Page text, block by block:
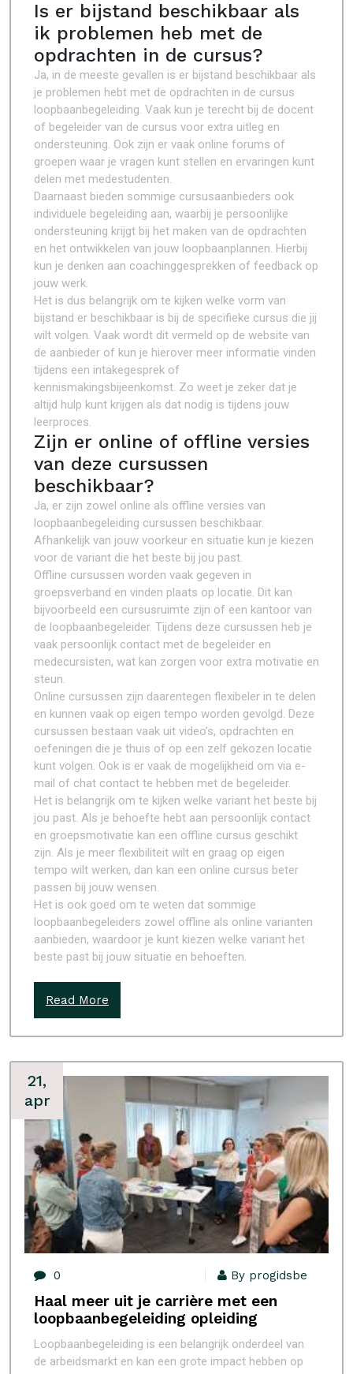
Is er bijstand beschikbaar als
ik problemen heb met de
opdrachten in de cursus?
Ja, in de meeste gevallen is er bijstand beschikbaar als
je problemen hebt met de opdrachten in de cursus
loopbaanbegeleiding. Vaak kun je terecht bij de docent
of begeleider van de cursus voor extra uitleg en
ondersteuning. Ook zijn er vaak online forums of
groepen waar je vragen kunt stellen en ervaringen kunt
delen met medestudenten.
Daarnaast bieden sommige cursusaanbieders ook
individuele begeleiding aan, waarbij je persoonlijke
ondersteuning krijgt bij het maken van de opdrachten
en het ontwikkelen van jouw loopbaanplannen. Hierbij
kun je denken aan coachinggesprekken of feedback op
jouw werk.
Het is dus belangrijk om te kijken welke vorm van
bijstand er beschikbaar is bij de specifieke cursus die jij
wilt volgen. Vaak wordt dit vermeld op de website van
de aanbieder of kun je hierover meer informatie vinden
tijdens een intakegesprek of
kennismakingsbijeenkomst. Zo weet je zeker dat je
altijd hulp kunt krijgen als dat nodig is tijdens jouw
leerproces.
Zijn er online of offline versies
van deze cursussen
beschikbaar?
Ja, er zijn zowel online als offline versies van
loopbaanbegeleiding cursussen beschikbaar.
Afhankelijk van jouw voorkeur en situatie kun je kiezen
voor de variant die het beste bij jou past.
Offline cursussen worden vaak gegeven in
groepsverband en vinden plaats op locatie. Dit kan
bijvoorbeeld een cursusruimte zijn of een kantoor van
de loopbaanbegeleider. Tijdens deze cursussen heb je
vaak persoonlijk contact met de begeleider en
medecursisten, wat kan zorgen voor extra motivatie en
steun.
Online cursussen zijn daarentegen flexibeler in te delen
en kunnen vaak op eigen tempo worden gevolgd. Deze
cursussen bestaan vaak uit video’s, opdrachten en
oefeningen die je thuis of op een zelf gekozen locatie
kunt volgen. Ook is er vaak de mogelijkheid om via e-
mail of chat contact te hebben met de begeleider.
Het is belangrijk om te kijken welke variant het beste bij
jou past. Als je behoefte hebt aan persoonlijk contact
en groepsmotivatie kan een offline cursus geschikt
zijn. Als je meer flexibiliteit wilt en graag op eigen
tempo wilt werken, dan kan een online cursus beter
passen bij jouw wensen.
Het is ook goed om te weten dat sommige
loopbaanbegeleiders zowel offline als online varianten
aanbieden, waardoor je kunt kiezen welke variant het
beste past bij jouw situatie en behoeften.
Read More
21,
apr
0 By progidsbe
Haal meer uit je carrière met een
loopbaanbegeleiding opleiding
Loopbaanbegeleiding is een belangrijk onderdeel van
de arbeidsmarkt en kan een grote impact hebben op